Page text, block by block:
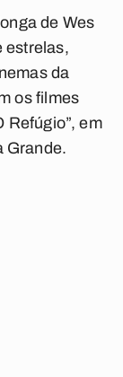
de Wes
estrelas,
da
os filmes
Refúgio”, em
Grande.